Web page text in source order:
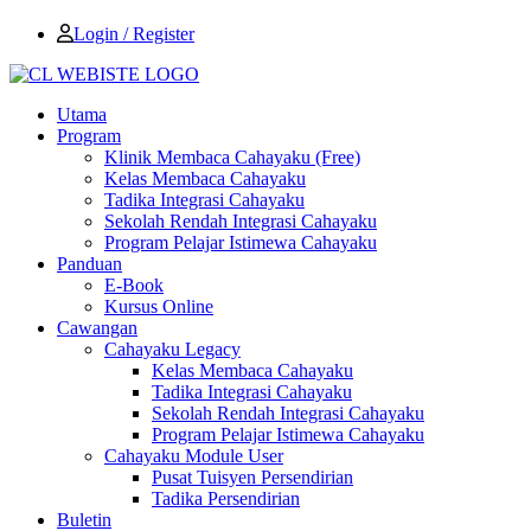
Login / Register
Utama
Program
Klinik Membaca Cahayaku (Free)
Kelas Membaca Cahayaku
Tadika Integrasi Cahayaku
Sekolah Rendah Integrasi Cahayaku
Program Pelajar Istimewa Cahayaku
Panduan
E-Book
Kursus Online
Cawangan
Cahayaku Legacy
Kelas Membaca Cahayaku
Tadika Integrasi Cahayaku
Sekolah Rendah Integrasi Cahayaku
Program Pelajar Istimewa Cahayaku
Cahayaku Module User
Pusat Tuisyen Persendirian
Tadika Persendirian
Buletin